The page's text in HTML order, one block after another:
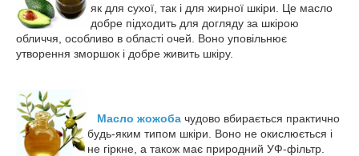
як для сухої, так і для жирної шкіри. Це масло
добре підходить для догляду за шкірою
обличчя, особливо в області очей. Воно уповільнює
утворення зморшок і добре живить шкіру.
Масло жожоба чудово вбирається практично
будь-яким типом шкіри. Воно не окислюється і
не гіркне, а також має природний УФ-фільтр.